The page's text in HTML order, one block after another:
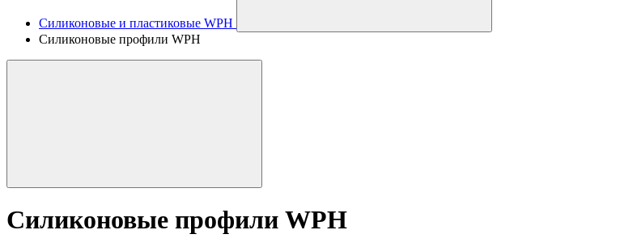
Силиконовые и пластиковые WPH
Силиконовые профили WPH
Силиконовые профили WPH